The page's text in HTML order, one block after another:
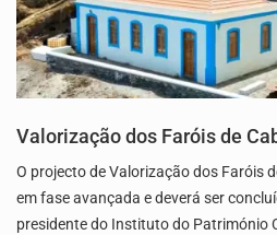
Valorização dos Faróis de
O projecto de Valorização dos Faróis
em fase avançada e deverá ser
presidente do Instituto do Património